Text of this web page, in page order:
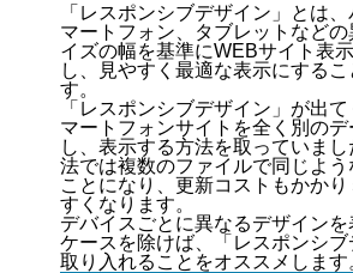
「レスポンシブデザイン」とは
マートフォン、タブレットなど
イズの幅を基準にWEBサイト表
し、見やすく最適な表示にするこ
す。
「レスポンシブデザイン」が出
マートフォンサイトを全く別の
し、表示する方法を取っていま
法では複数のファイルで同じよう
ことになり、更新コストもかか
すくなります。
デバイスごとに異なるデザイン
ケースを除けば、「レスポンシ
取り入れることをオススメします